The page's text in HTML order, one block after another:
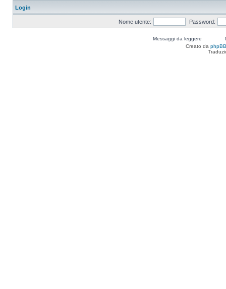
Login
Nome utente: Password:
Messaggi da leggere
Creato da phpBB